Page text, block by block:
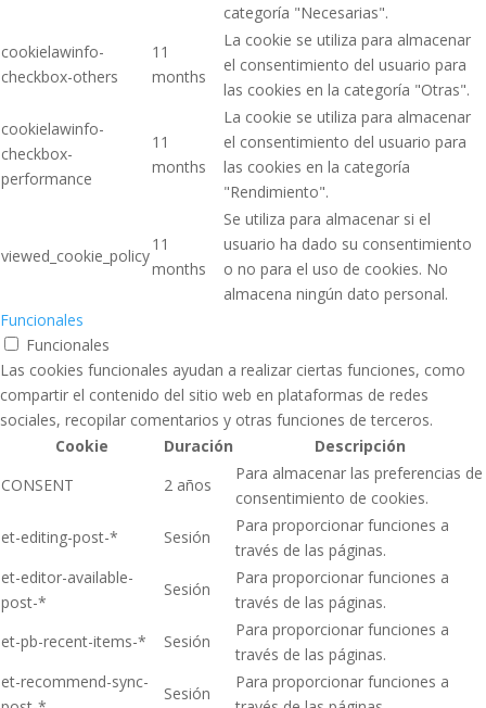
categoría "Necesarias".
cookielawinfo-
checkbox-others
11
months
La cookie se utiliza para almacenar
el consentimiento del usuario para
las cookies en la categoría "Otras".
cookielawinfo-
checkbox-
performance
11
months
La cookie se utiliza para almacenar
el consentimiento del usuario para
las cookies en la categoría
"Rendimiento".
viewed_cookie_policy
11
months
Se utiliza para almacenar si el
usuario ha dado su consentimiento
o no para el uso de cookies. No
almacena ningún dato personal.
Funcionales
Funcionales
Las cookies funcionales ayudan a realizar ciertas funciones, como
compartir el contenido del sitio web en plataformas de redes
sociales, recopilar comentarios y otras funciones de terceros.
Cookie
Duración
Descripción
CONSENT
2 años
Para almacenar las preferencias de
consentimiento de cookies.
et-editing-post-*
Sesión
Para proporcionar funciones a
través de las páginas.
et-editor-available-
post-*
Sesión
Para proporcionar funciones a
través de las páginas.
et-pb-recent-items-*
Sesión
Para proporcionar funciones a
través de las páginas.
et-recommend-sync-
Sesión
Para proporcionar funciones a